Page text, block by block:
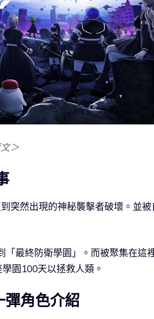
＞
突然出現的神秘襲擊者破壞。並被
「最終防衛學園」。而被聚集在這
園100天以拯救人類。
彈角色介紹